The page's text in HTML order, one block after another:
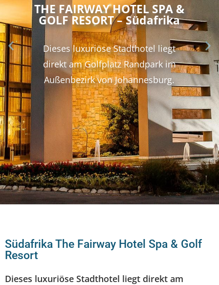
THE FAIRWAY HOTEL SPA &
GOLF RESORT – Südafrika
Dieses luxuriöse Stadthotel liegt
direkt am Golfplatz Randpark im
Außenbezirk von Johannesburg.
Südafrika The Fairway Hotel Spa & Golf
Resort
Dieses luxuriöse Stadthotel liegt direkt am